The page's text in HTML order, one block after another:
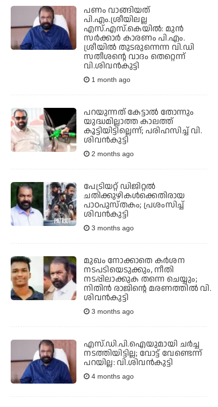
പണം വാങ്ങിയത്
പി.എം.ശ്രീയിലല്ല
എസ്.എസ്.കെയില്‍: മുന്‍
സര്‍ക്കാര്‍ കാരണം പി.എം.
ശ്രീയില്‍ തുടരുന്നെന്ന വി.ഡി
സതീശന്റെ വാദം തെറ്റെന്ന്
വി.ശിവന്‍കുട്ടി
1 month ago
പറയുന്നത് കേട്ടാൽ തോന്നും
യുദ്ധമില്ലാത്ത കാലത്ത്
കൂട്ടിയിട്ടില്ലെന്ന്; പരിഹസിച്ച് വി.
ശിവൻകുട്ടി
2 months ago
പേട്രിയറ്റ് ഡിജിറ്റല്‍
ചതിക്കുഴികള്‍ക്കെതിരായ
പാഠപുസ്തകം; പ്രശംസിച്ച്
ശിവന്‍കുട്ടി
3 months ago
മുഖം നോക്കാതെ കര്‍ശന
നടപടിയെടുക്കും, നീതി
നടപ്പിലാക്കുക തന്നെ ചെയ്യും;
നിതിന്‍ രാജിന്റെ മരണത്തില്‍ വി.
ശിവന്‍കുട്ടി
3 months ago
എസ്.ഡി.പി.ഐയുമായി ചര്‍ച്ച
നടത്തിയിട്ടില്ല; വോട്ട് വേണ്ടെന്ന്
പറയില്ല: വി.ശിവന്‍കുട്ടി
4 months ago